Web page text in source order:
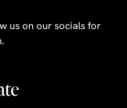
us on our socials for